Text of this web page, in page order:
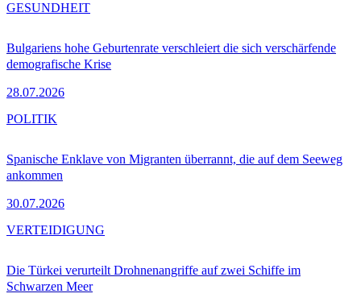
Bulgariens hohe Geburtenrate verschleiert die sich verschärfende
demografische Krise
28.07.2026
GESUNDHEIT
Spanische Enklave von Migranten überrannt, die auf dem Seeweg
ankommen
30.07.2026
POLITIK
Die Türkei verurteilt Drohnenangriffe auf zwei Schiffe im
Schwarzen Meer
VERTEIDIGUNG